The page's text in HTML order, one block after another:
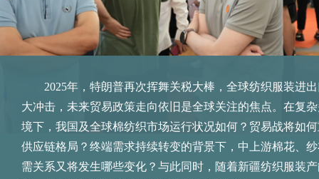
2025年，特朗普再次挥舞关税大棒，全球纺织服装进
大冲击，未来贸易政策走向依旧是全球关注的焦点。在复
境下，我国及全球棉纺织市场运行状况如何？贸易战将如
供应链格局？终端需求持续转变的背景下，中上游棉花、
需关系又将发生哪些变化？与此同时，随着新疆纺织服装